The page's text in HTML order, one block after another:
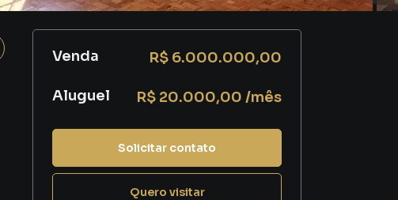
Venda R$ 6.000.000,00
Aluguel R$ 20.000,00 /mês
Solicitar contato
Quero visitar